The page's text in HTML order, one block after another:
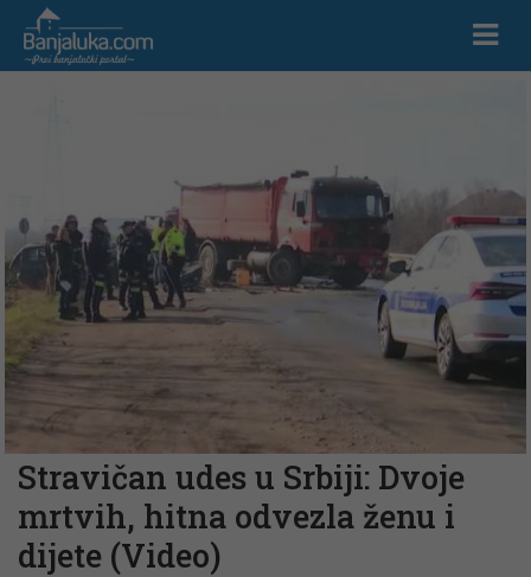
Stravičan udes u Srbiji: Dvoje
mrtvih, hitna odvezla ženu i
dijete (Video)